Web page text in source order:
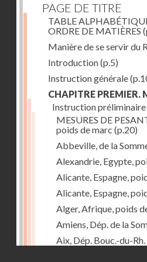
PAGE DE TITRE
TABLE
ORDRE DE MATIÈRES
Manière de se servir du
Introduction(p.5)
Instruction générale
CHAPITRE PREMIER.
Instruction préliminaire
MESURES DE
poids de marc (p.20)
Abbeville, de la
Alexandrie, Egypte,
Alicante, Espagne,
Alicante, Espagne,
Alger, Afrique, poids
Amiens, Dép. de la
Aix, Dép. Bouc.-du-